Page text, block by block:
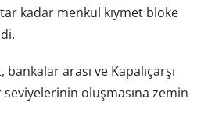
kadar menkul kıymet bloke
arası ve Kapalıçarşı
oluşmasına zemin